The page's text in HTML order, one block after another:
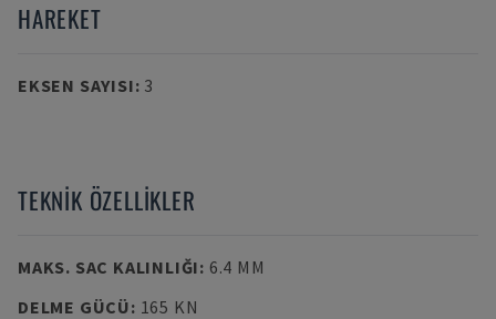
HAREKET
EKSEN SAYISI: 3
TEKNIK ÖZELLIKLER
MAKS. SAC KALINLIĞI: 6.4 MM
DELME GÜCÜ: 165 KN